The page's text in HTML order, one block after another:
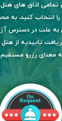
اتاق های
انتخاب کنید، به
به علت در دسترس
تاییدیه از هتل
معنای رزرو